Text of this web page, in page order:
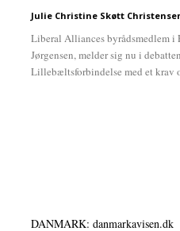
Julie Christine Skøtt
Liberal Alliances byrådsmedlem i
Jørgensen, melder sig nu i
Lillebæltsforbindelse med et krav
DANMARK: danmarkavisen.dk